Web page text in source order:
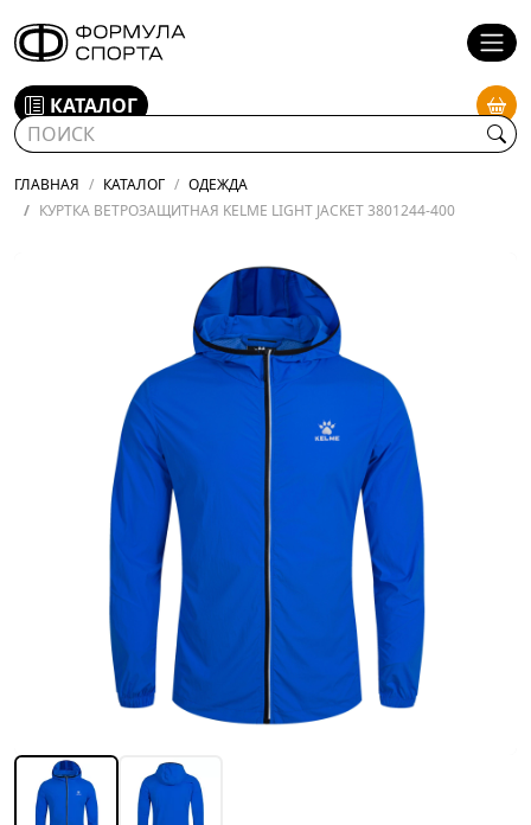
КАТАЛОГ
ГЛАВНАЯ КАТАЛОГ
ОДЕЖДА
КУРТКА ВЕТРОЗАЩИТНАЯ KELME LIGHT JACKET 3801244-400